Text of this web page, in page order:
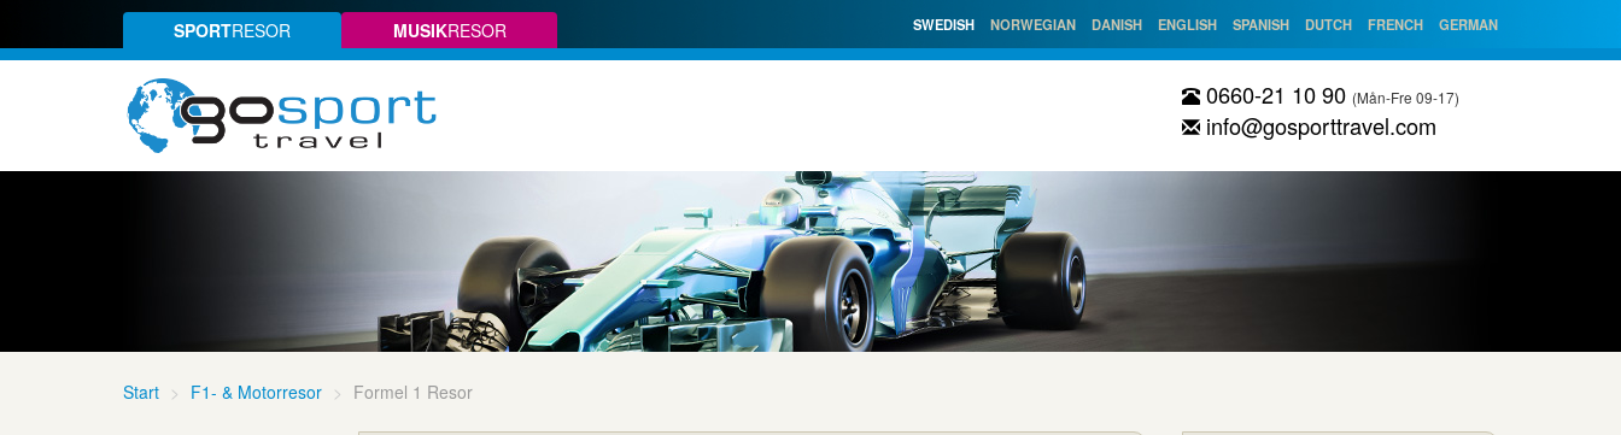
SPORTRESOR MUSIKRESOR SWEDISH NORWEGIAN DANISH ENGLISH SPANISH DUTCH FRENCH GERMAN
0660-21 10 90 (Mån-Fre 09-17)
info@gosporttravel.com
Start F1- & Motorresor Formel 1 Resor